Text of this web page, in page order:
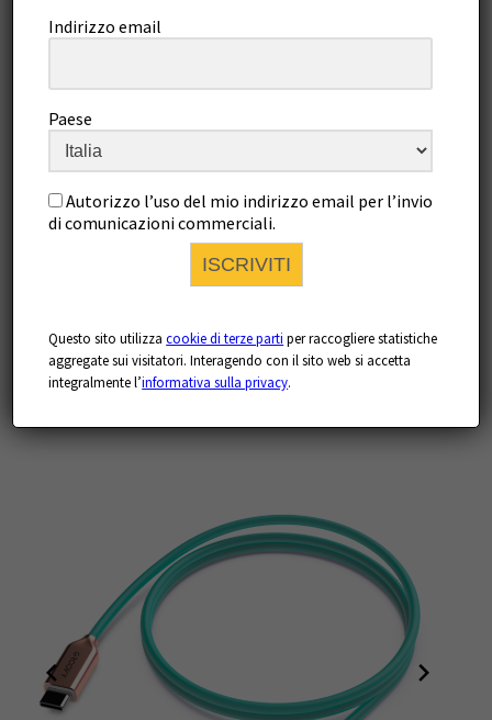
Indirizzo email
Paese
Autorizzo l’uso del mio indirizzo email per l’invio
di comunicazioni commerciali.
ISCRIVITI
Questo sito utilizzacookie di terze parti per raccogliere statistiche
aggregate sui visitatori. Interagendo con il sito web si accetta
integralmente l’informativa sulla privacy.